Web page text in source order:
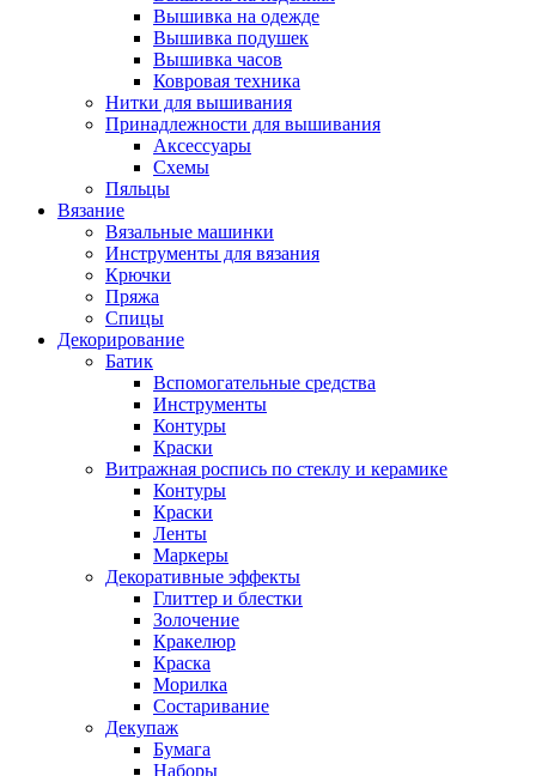
Вышивка на одежде
Вышивка подушек
Вышивка часов
Ковровая техника
Нитки для вышивания
Принадлежности для вышивания
Аксессуары
Схемы
Пяльцы
Вязание
Вязальные машинки
Инструменты для вязания
Крючки
Пряжа
Спицы
Декорирование
Батик
Вспомогательные средства
Инструменты
Контуры
Краски
Витражная роспись по стеклу и керамике
Контуры
Краски
Ленты
Маркеры
Декоративные эффекты
Глиттер и блестки
Золочение
Кракелюр
Краска
Морилка
Состаривание
Декупаж
Бумага
Наборы